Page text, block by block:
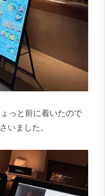
っと前に着いたので
いました。